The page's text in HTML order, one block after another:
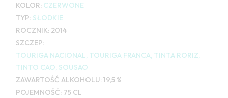
KOLOR: CZERWONE
TYP: SŁODKIE
ROCZNIK: 2014
SZCZEP:
TOURIGA NACIONAL, TOURIGA FRANCA, TINTA RORIZ,
TINTO CAO, SOUSAO
ZAWARTOŚĆ ALKOHOLU: 19,5 %
POJEMNOŚĆ: 75 CL